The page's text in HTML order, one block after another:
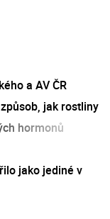
a AV ČR
jak rostliny
hormonů
jako jediné v